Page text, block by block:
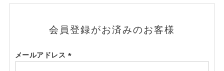
会員登録がお済みのお客様
メールアドレス